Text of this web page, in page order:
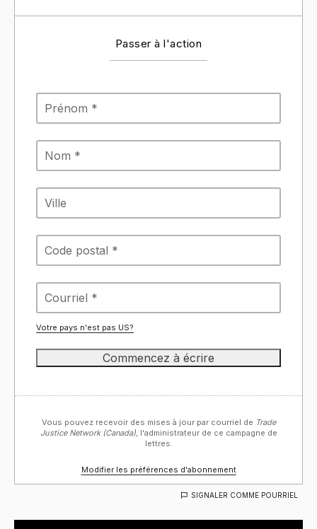
Passer à l'action
Votre pays n'est pas US?
Vous pouvez recevoir des mises à jour par courriel de Trade
Justice Network (Canada), l'administrateur de ce campagne de
lettres.
Modifier les préférences d'abonnement
SIGNALER COMME POURRIEL